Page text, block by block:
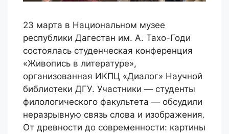
23 марта в Национальном музее
республики Дагестан им. А. Тахо-Годи
состоялась студенческая конференция
«Живопись в литературе»,
организованная ИКПЦ «Диалог» Научной
библиотеки ДГУ. Участники — студенты
филологического факультета — обсудили
неразрывную связь слова и изображения.
От древности до современности: картины